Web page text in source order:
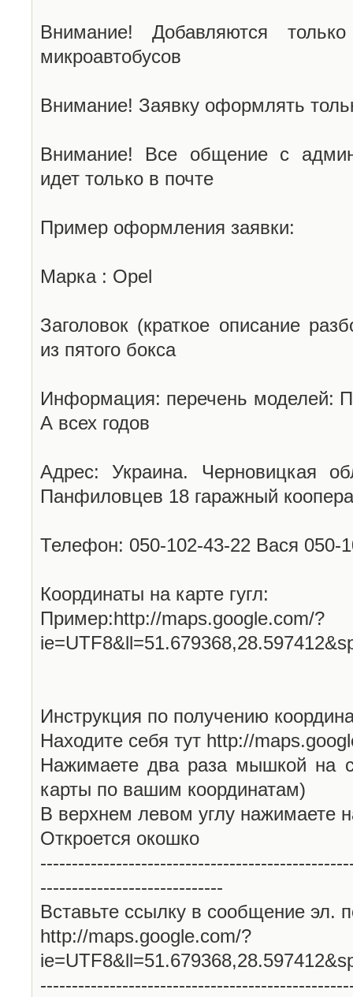
Внимание! Добавляются
микроавтобусов
Внимание! Заявку оформлять
Внимание! Все общение с
идет только в почте
Пример оформления заявки:
Марка : Opel
Заголовок (краткое описание
из пятого бокса
Информация: перечень моделей:
А всех годов
Адрес: Украина. Черновицкая
Панфиловцев 18 гаражный
Телефон: 050-102-43-22 Вася 050-
Координаты на карте гугл:
Пример:http://maps.google.com/?
Инструкция по получению
Находите себя тут http://
Нажимаете два раза мышкой на
карты по вашим координатам)
В верхнем левом углу нажимаете
Откроется окошко
-----------------------------
Вставьте ссылку в сообщение эл.
http://maps.google.com/?